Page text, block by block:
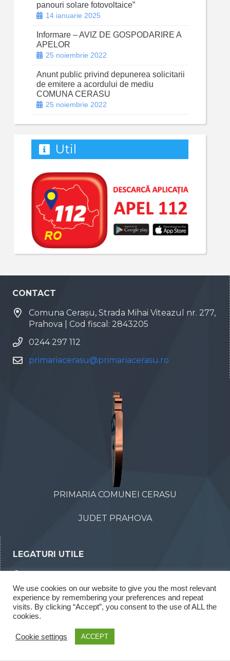
panouri solare fotovoltaice”
14 ianuarie 2025
Informare – AVIZ DE GOSPODARIRE A
APELOR
25 noiembrie 2022
Anunt public privind depunerea solicitarii
de emitere a acordului de mediu
COMUNA CERASU
25 noiembrie 2022
Util
CONTACT
Comuna Cerașu, Strada Mihai Viteazul nr. 277,
Prahova | Cod fiscal: 2843205
0244 297 112
primariacerasu@primariacerasu.ro
PRIMARIA COMUNEI CERASU
JUDET PRAHOVA
LEGATURI UTILE
Declaratii de interese
Rapoarte legea 52/2003
We use cookies on our website to give you the most relevant
experience by remembering your preferences and repeat
visits. By clicking “Accept”, you consent to the use of ALL the
cookies.
Cookie settings ACCEPT